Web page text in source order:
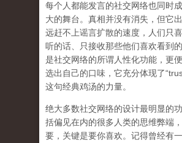
每个人都能发言的社交网络也同时
大的舞台。真相并没有消失，但它
远赶不上谣言扩散的速度，人们只
听的话、只接收那些他们喜欢看到
是社交网络的所谓人性化功能，更
选出自己的口味，它充分体现了
这句经典鸡汤的力量。
绝大多数社交网络的设计最明显的
括偏见在内的很多人类的思维弊端
要，关键是要你喜欢。记得曾经有